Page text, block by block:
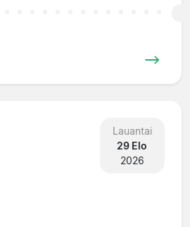
Lauantai
29 Elo
2026